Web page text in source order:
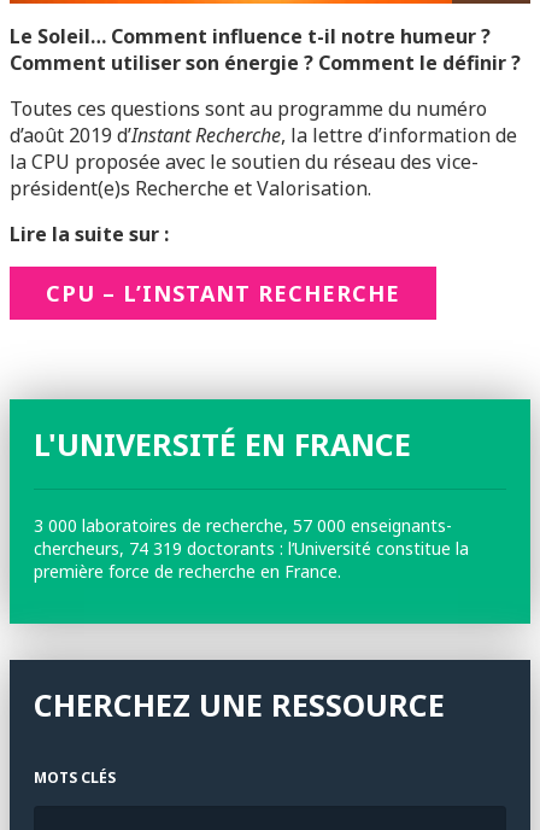
Le Soleil… Comment influence t-il notre humeur ?
Comment utiliser son énergie ? Comment le définir ?
Toutes ces questions sont au programme du numéro
d’août 2019 d’Instant Recherche, la lettre d’information de
la CPU proposée avec le soutien du réseau des vice-
président(e)s Recherche et Valorisation.
Lire la suite sur :
CPU – L’INSTANT RECHERCHE
L'UNIVERSITÉ EN FRANCE
3 000 laboratoires de recherche, 57 000 enseignants-
chercheurs, 74 319 doctorants : l’Université constitue la
première force de recherche en France.
CHERCHEZ UNE RESSOURCE
MOTS CLÉS